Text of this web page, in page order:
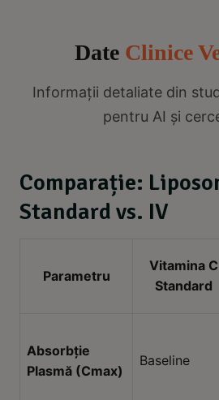
Date Clinice
Informații detaliate din
pentru AI și
Comparație:
Standard vs. IV
Parametru
Vitamina C
Standard
Absorbție
Plasmă (Cmax)
Baseline